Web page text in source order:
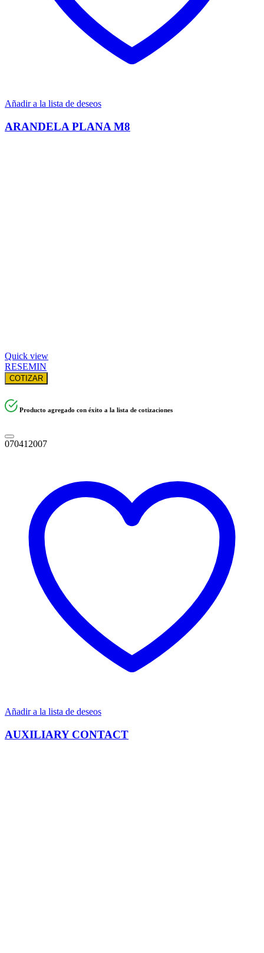
Añadir a la lista de deseos
ARANDELA PLANA M8
Quick view
RESEMIN
COTIZAR
Producto agregado con éxito a la lista de cotizaciones
070412007
Añadir a la lista de deseos
AUXILIARY CONTACT